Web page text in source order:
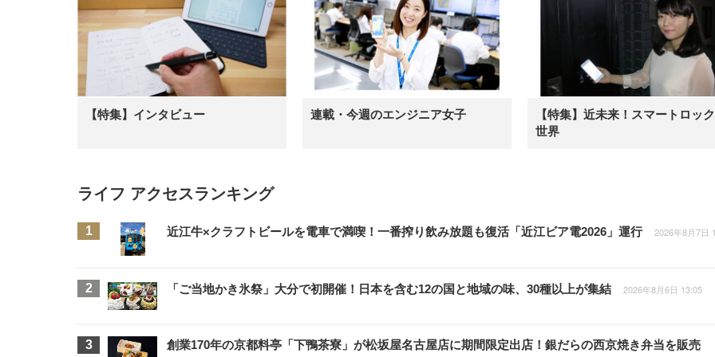
【特集】インタビュー 連載・今週のエンジニア女子
【特集】近未来！スマートロッ
世界
ライフ アクセスランキング
近江牛×クラフトビールを電車で満喫！一番搾り飲み放題も復活「近江ビア電2026」運行 2026年8月7日
「ご当地かき氷祭」大分で初開催！日本を含む12の国と地域の味、30種以上が集結 2026年8月6日 13:05
創業170年の京都料亭「下鴨茶寮」が松坂屋名古屋店に期間限定出店！銀だらの西京焼き弁当を販売